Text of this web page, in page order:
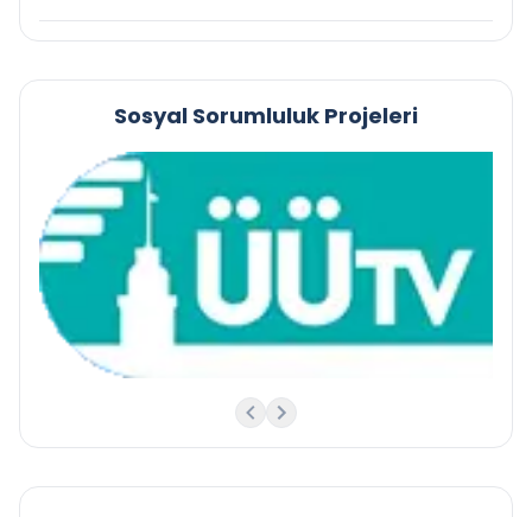
Sosyal Sorumluluk Projeleri